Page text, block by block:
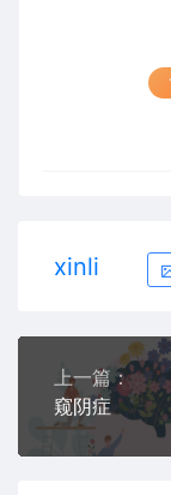
xinli
上一篇：
窥阴症